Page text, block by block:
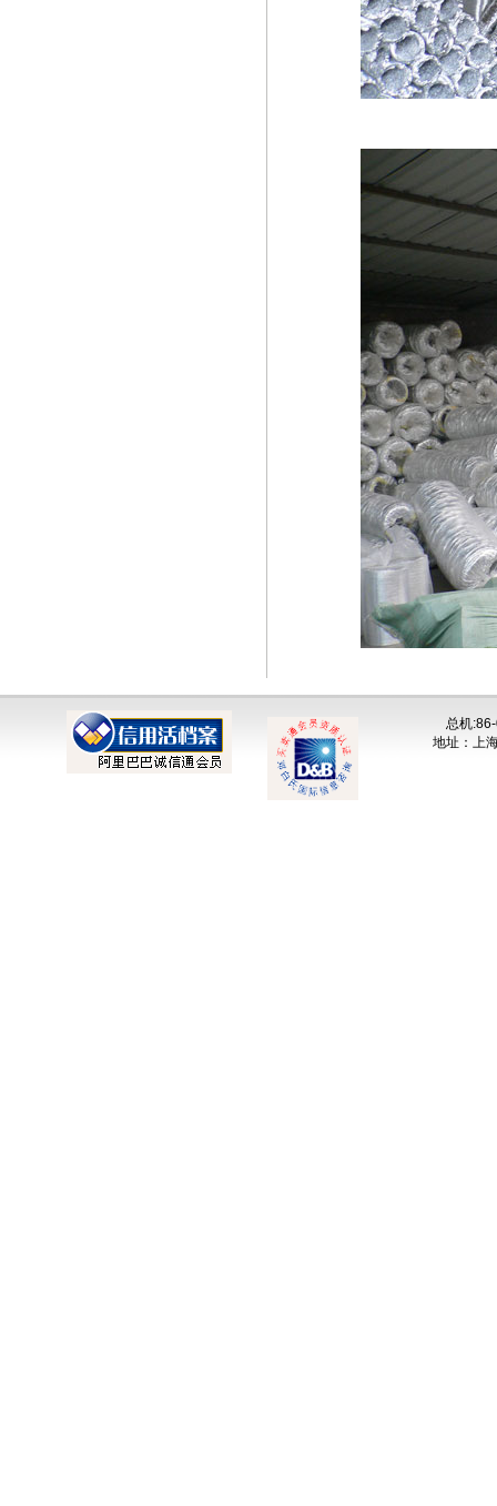
总机
地址：上